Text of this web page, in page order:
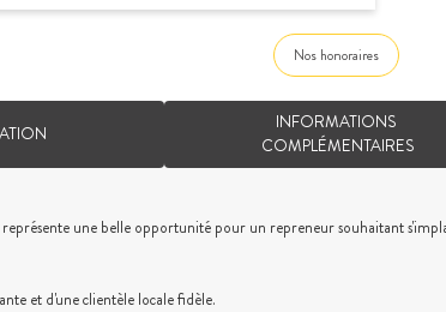
Nos honoraires
INFORMATIONS
COMPLÉMENTAIRES
une belle opportunité pour un repreneur souhaitant
et d'une clientèle locale fidèle.